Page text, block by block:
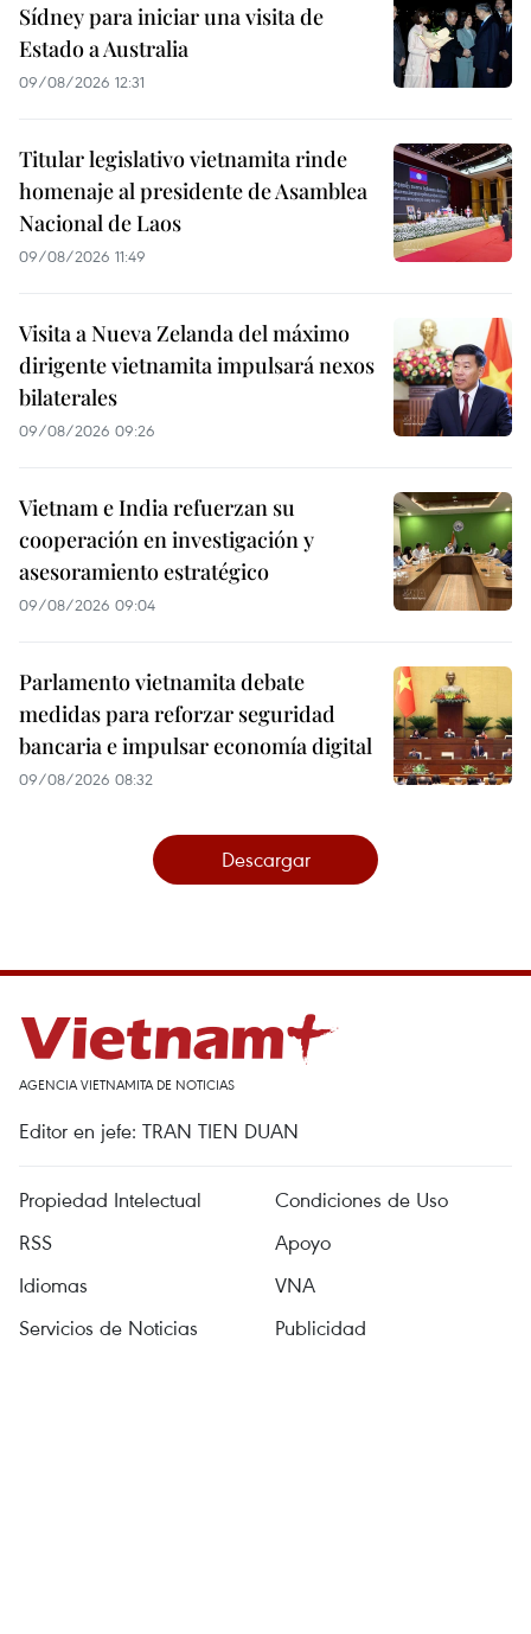
Sídney para iniciar una visita de
Estado a Australia
09/08/2026 12:31
Titular legislativo vietnamita rinde
homenaje al presidente de Asamblea
Nacional de Laos
09/08/2026 11:49
Visita a Nueva Zelanda del máximo
dirigente vietnamita impulsará nexos
bilaterales
09/08/2026 09:26
Vietnam e India refuerzan su
cooperación en investigación y
asesoramiento estratégico
09/08/2026 09:04
Parlamento vietnamita debate
medidas para reforzar seguridad
bancaria e impulsar economía digital
09/08/2026 08:32
Descargar
AGENCIA VIETNAMITA DE NOTICIAS
Editor en jefe: TRAN TIEN DUAN
Propiedad Intelectual
Condiciones de Uso
RSS
Apoyo
Idiomas
VNA
Servicios de Noticias
Publicidad